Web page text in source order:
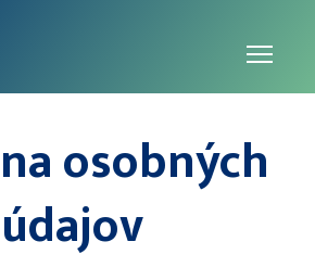
osobných
údajov